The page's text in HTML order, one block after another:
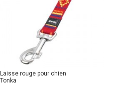
Laisse rouge pour chien
Tonka